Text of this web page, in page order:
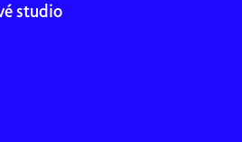
studio